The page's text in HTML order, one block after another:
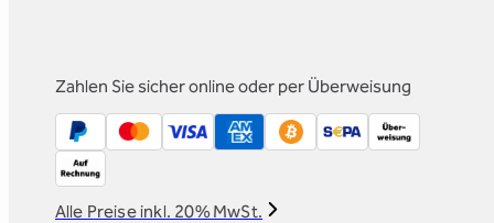
Zahlen Sie sicher online oder per Überweisung
Alle Preise inkl. 20% MwSt.